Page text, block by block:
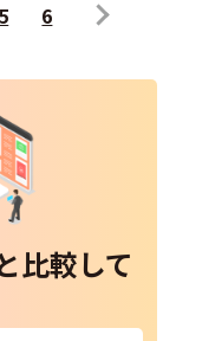
5 6
比較して